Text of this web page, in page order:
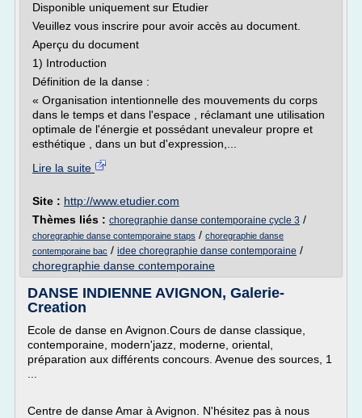
Disponible uniquement sur Etudier
Veuillez vous inscrire pour avoir accès au document.
Aperçu du document
1) Introduction
Définition de la danse :
« Organisation intentionnelle des mouvements du corps
dans le temps et dans l'espace , réclamant une utilisation
optimale de l'énergie et possédant unevaleur propre et
esthétique , dans un but d'expression,...
Lire la suite
Site : http://www.etudier.com
Thèmes liés : choregraphie danse contemporaine cycle 3 /
choregraphie danse contemporaine staps / choregraphie danse
contemporaine bac / idee choregraphie danse contemporaine /
choregraphie danse contemporaine
DANSE INDIENNE AVIGNON, Galerie-
Creation
Ecole de danse en Avignon.Cours de danse classique,
contemporaine, modern'jazz, moderne, oriental,
préparation aux différents concours. Avenue des sources, 1
Centre de danse Amar à Avignon. N'hésitez pas à nous